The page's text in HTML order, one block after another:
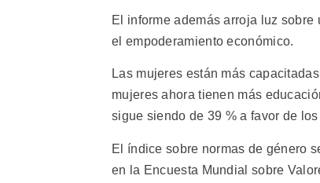
El informe además arroja luz
el empoderamiento económico.
Las mujeres están más
mujeres ahora tienen más
sigue siendo de 39 % a favor de
El índice sobre normas de género
en la Encuesta Mundial sobre